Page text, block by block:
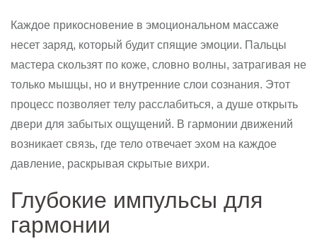
Каждое прикосновение в эмоциональном массаже
несет заряд, который будит спящие эмоции. Пальцы
мастера скользят по коже, словно волны, затрагивая не
только мышцы, но и внутренние слои сознания. Этот
процесс позволяет телу расслабиться, а душе открыть
двери для забытых ощущений. В гармонии движений
возникает связь, где тело отвечает эхом на каждое
давление, раскрывая скрытые вихри.
Глубокие импульсы для
гармонии